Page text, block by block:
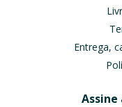
Entrega,